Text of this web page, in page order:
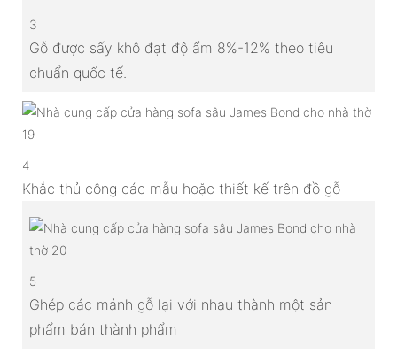
3
Gỗ được sấy khô đạt độ ẩm 8%-12% theo tiêu
chuẩn quốc tế.
4
Khắc thủ công các mẫu hoặc thiết kế trên đồ gỗ
5
Ghép các mảnh gỗ lại với nhau thành một sản
phẩm bán thành phẩm